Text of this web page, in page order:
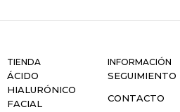
TIENDA
ÁCIDO
HIALURÓNICO
FACIAL
INFORMACIÓN
SEGUIMIENTO
CONTACTO